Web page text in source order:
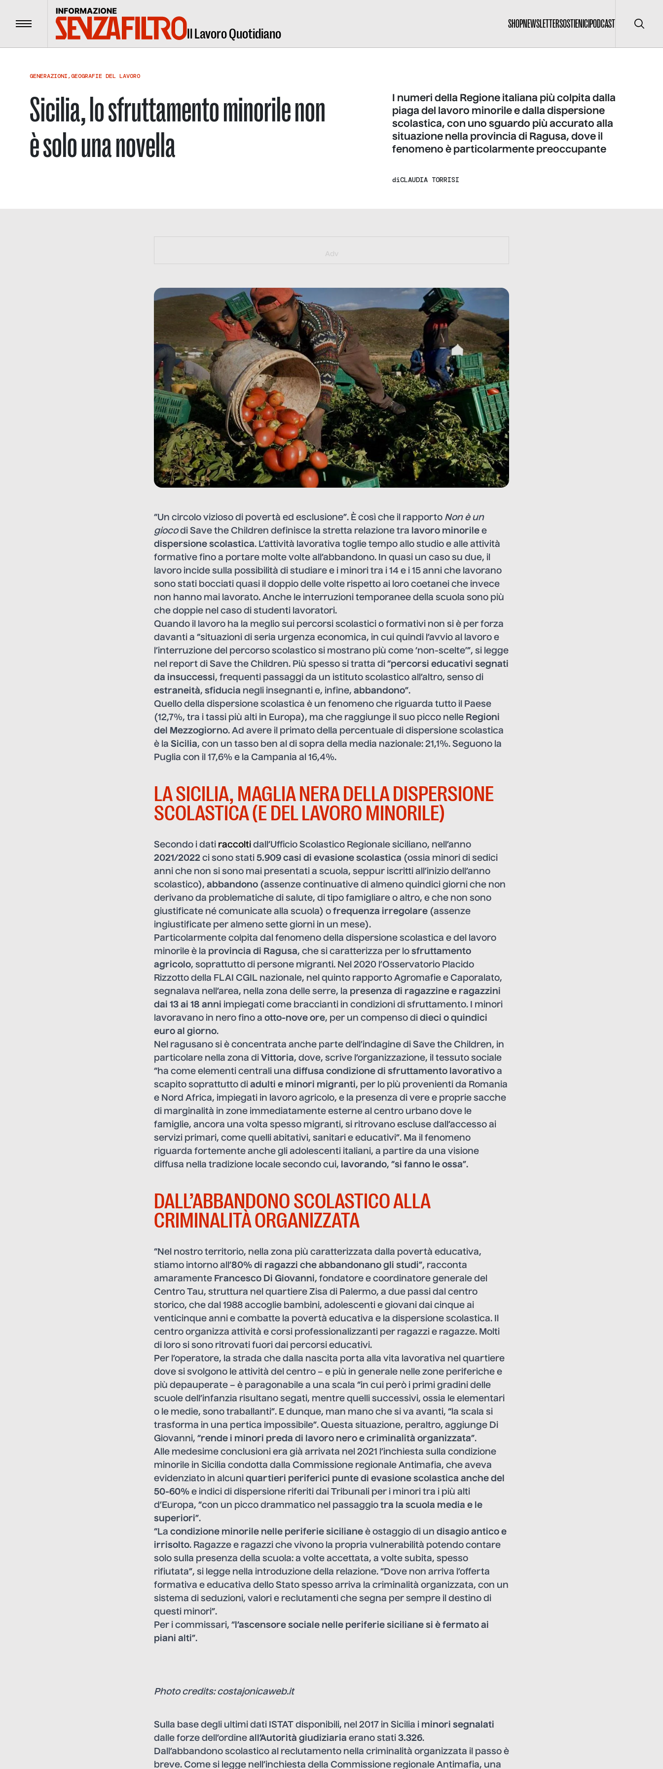
Menu Il Lavoro Quotidiano
SHOPNEWSLETTERSOSTIENICIPODCAST Cerca
GENERAZIONI,GEOGRAFIE DEL LAVORO
Sicilia, lo sfruttamento minorile non
è solo una novella
I numeri della Regione italiana più colpita dalla
piaga del lavoro minorile e dalla dispersione
scolastica, con uno sguardo più accurato alla
situazione nella provincia di Ragusa, dove il
fenomeno è particolarmente preoccupante
diCLAUDIA TORRISI
Adv
“Un circolo vizioso di povertà ed esclusione”. È così che il rapporto Non è un
giocodi Save the Children definisce la stretta relazione tra lavoro minorile e
dispersione scolastica. L’attività lavorativa toglie tempo allo studio e alle attività
formative fino a portare molte volte all’abbandono. In quasi un caso su due, il
lavoro incide sulla possibilità di studiare e i minori tra i 14 e i 15 anni che lavorano
sono stati bocciati quasi il doppio delle volte rispetto ai loro coetanei che invece
non hanno mai lavorato. Anche le interruzioni temporanee della scuola sono più
che doppie nel caso di studenti lavoratori.
Quando il lavoro ha la meglio sui percorsi scolastici o formativi non si è per forza
davanti a “situazioni di seria urgenza economica, in cui quindi l’avvio al lavoro e
l’interruzione del percorso scolastico si mostrano più come ‘non-scelte’”, si legge
nel report di Save the Children. Più spesso si tratta di “percorsi educativi segnati
da insuccessi, frequenti passaggi da un istituto scolastico all’altro, senso di
estraneità, sfiducia negli insegnanti e, infine, abbandono”.
Quello della dispersione scolastica è un fenomeno che riguarda tutto il Paese
(12,7%, tra i tassi più alti in Europa), ma che raggiunge il suo picco nelle Regioni
del Mezzogiorno. Ad avere il primato della percentuale di dispersione scolastica
è la Sicilia, con un tasso ben al di sopra della media nazionale: 21,1%. Seguono la
Puglia con il 17,6% e la Campania al 16,4%.
LA SICILIA, MAGLIA NERA DELLA DISPERSIONE
SCOLASTICA (E DEL LAVORO MINORILE)
Secondo i dati raccolti dall’Ufficio Scolastico Regionale siciliano, nell’anno
2021/2022 ci sono stati 5.909 casi di evasione scolastica (ossia minori di sedici
anni che non si sono mai presentati a scuola, seppur iscritti all’inizio dell’anno
scolastico), abbandono (assenze continuative di almeno quindici giorni che non
derivano da problematiche di salute, di tipo famigliare o altro, e che non sono
giustificate né comunicate alla scuola) o frequenza irregolare (assenze
ingiustificate per almeno sette giorni in un mese).
Particolarmente colpita dal fenomeno della dispersione scolastica e del lavoro
minorile è la provincia di Ragusa, che si caratterizza per lo sfruttamento
agricolo, soprattutto di persone migranti. Nel 2020 l’Osservatorio Placido
Rizzotto della FLAI CGIL nazionale, nel quinto rapporto Agromafie e Caporalato,
segnalava nell’area, nella zona delle serre, la presenza di ragazzine e ragazzini
dai 13 ai 18 anni impiegati come braccianti in condizioni di sfruttamento. I minori
lavoravano in nero fino a otto-nove ore, per un compenso di dieci o quindici
euro al giorno.
Nel ragusano si è concentrata anche parte dell’indagine di Save the Children, in
particolare nella zona di Vittoria, dove, scrive l’organizzazione, il tessuto sociale
“ha come elementi centrali una diffusa condizione di sfruttamento lavorativo a
scapito soprattutto di adulti e minori migranti, per lo più provenienti da Romania
e Nord Africa, impiegati in lavoro agricolo, e la presenza di vere e proprie sacche
di marginalità in zone immediatamente esterne al centro urbano dove le
famiglie, ancora una volta spesso migranti, si ritrovano escluse dall’accesso ai
servizi primari, come quelli abitativi, sanitari e educativi”. Ma il fenomeno
riguarda fortemente anche gli adolescenti italiani, a partire da una visione
diffusa nella tradizione locale secondo cui, lavorando, “si fanno le ossa”.
DALL’ABBANDONO SCOLASTICO ALLA
CRIMINALITÀ ORGANIZZATA
“Nel nostro territorio, nella zona più caratterizzata dalla povertà educativa,
stiamo intorno all’80% di ragazzi che abbandonano gli studi”, racconta
amaramente Francesco Di Giovanni, fondatore e coordinatore generale del
Centro Tau, struttura nel quartiere Zisa di Palermo, a due passi dal centro
storico, che dal 1988 accoglie bambini, adolescenti e giovani dai cinque ai
venticinque anni e combatte la povertà educativa e la dispersione scolastica. Il
centro organizza attività e corsi professionalizzanti per ragazzi e ragazze. Molti
di loro si sono ritrovati fuori dai percorsi educativi.
Per l’operatore, la strada che dalla nascita porta alla vita lavorativa nel quartiere
dove si svolgono le attività del centro – e più in generale nelle zone periferiche e
più depauperate – è paragonabile a una scala “in cui però i primi gradini delle
scuole dell’infanzia risultano segati, mentre quelli successivi, ossia le elementari
o le medie, sono traballanti”. E dunque, man mano che si va avanti, “la scala si
trasforma in una pertica impossibile”. Questa situazione, peraltro, aggiunge Di
Giovanni, “rende i minori preda di lavoro nero e criminalità organizzata”.
Alle medesime conclusioni era già arrivata nel 2021 l’inchiesta sulla condizione
minorile in Sicilia condotta dalla Commissione regionale Antimafia, che aveva
evidenziato in alcuni quartieri periferici punte di evasione scolastica anche del
50-60% e indici di dispersione riferiti dai Tribunali per i minori tra i più alti
d’Europa, “con un picco drammatico nel passaggio tra la scuola media e le
superiori”.
“La condizione minorile nelle periferie siciliane è ostaggio di un disagio antico e
irrisolto. Ragazze e ragazzi che vivono la propria vulnerabilità potendo contare
solo sulla presenza della scuola: a volte accettata, a volte subita, spesso
rifiutata”, si legge nella introduzione della relazione. “Dove non arriva l’offerta
formativa e educativa dello Stato spesso arriva la criminalità organizzata, con un
sistema di seduzioni, valori e reclutamenti che segna per sempre il destino di
questi minori”.
Per i commissari, “ l’ascensore sociale nelle periferie siciliane si è fermato ai
piani alti”.
Photo credits: costajonicaweb.it
Sulla base degli ultimi dati ISTAT disponibili, nel 2017 in Sicilia i minori segnalati
dalle forze dell’ordine all’Autorità giudiziaria erano stati 3.326.
Dall’abbandono scolastico al reclutamento nella criminalità organizzata il passo è
breve. Come si legge nell’inchiesta della Commissione regionale Antimafia, una